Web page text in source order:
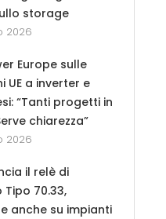
storage
2026
Europe sulle
UE a inverter e
“Tanti progetti in
chiarezza”
2026
il relè di
70.33,
anche su impianti